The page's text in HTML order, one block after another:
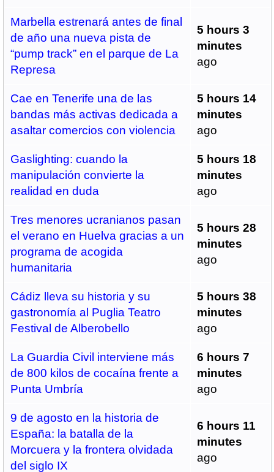
Marbella estrenará antes de final
de año una nueva pista de
“pump track” en el parque de La
Represa
5 hours 3
minutes
ago
Cae en Tenerife una de las
bandas más activas dedicada a
asaltar comercios con violencia
5 hours 14
minutes
ago
Gaslighting: cuando la
manipulación convierte la
realidad en duda
5 hours 18
minutes
ago
Tres menores ucranianos pasan
el verano en Huelva gracias a un
programa de acogida
humanitaria
5 hours 28
minutes
ago
Cádiz lleva su historia y su
gastronomía al Puglia Teatro
Festival de Alberobello
5 hours 38
minutes
ago
La Guardia Civil interviene más
de 800 kilos de cocaína frente a
Punta Umbría
6 hours 7
minutes
ago
9 de agosto en la historia de
España: la batalla de la
Morcuera y la frontera olvidada
del siglo IX
6 hours 11
minutes
ago